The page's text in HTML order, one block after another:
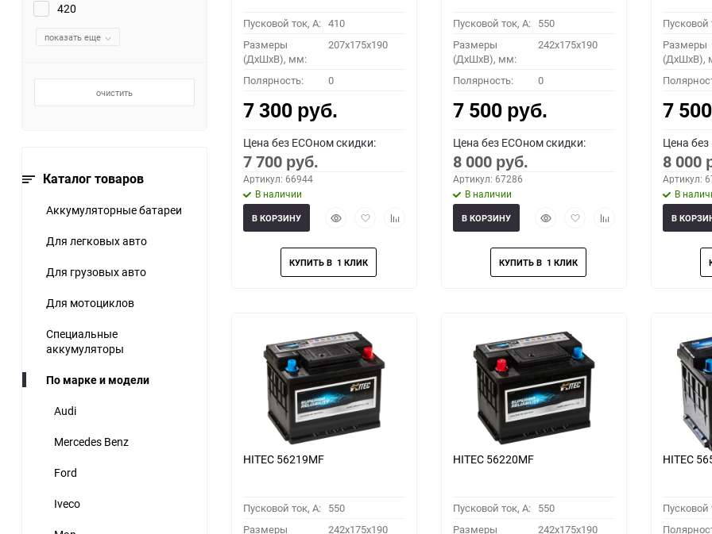
420
показать еще
очистить
Каталог товаров
Аккумуляторные батареи
Для легковых авто
Для грузовых авто
Для мотоциклов
Специальные
аккумуляторы
По марке и модели
Audi
Mercedes Benz
Ford
Iveco
Пусковой ток, A: 410
Размеры
(ДхШхВ), мм:
207x175x190
Полярность: 0
7 300 руб.
Цена без ECOном скидки:
7 700 руб.
Артикул: 66944
В наличии
БыстрыйДобавить
избранное
Добавить
В КОРЗИНУ
Пусковой ток, A: 550
Размеры
(ДхШхВ), мм:
242x175x190
Полярность: 0
7 500 руб.
Цена без ECOном скидки:
8 000 руб.
Артикул: 67286
В наличии
БыстрыйДобавить
избранное
Добавить
В КОРЗИНУ
Пусковой
Размеры
(ДхШхВ),
7
Цена
8 000
Артикул:
В
В
HITEC 56219MF
Пусковой ток, A: 550
Размеры
242x175x190
HITEC 56220MF
Пусковой ток, A: 550
Размеры
242x175x190
HITEC
Пусковой